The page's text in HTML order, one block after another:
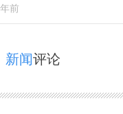
前
新闻评论